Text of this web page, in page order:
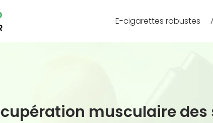
E-cigarettes robustes
musculaire